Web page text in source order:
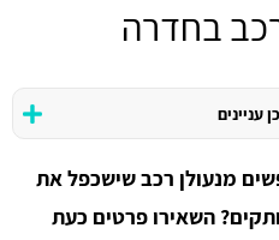
בחדרה
עניינים
מנעולן רכב שישכפל את
השאירו פרטים כעת